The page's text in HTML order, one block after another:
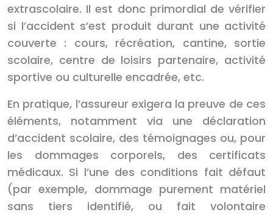
extrascolaire. Il est donc primordial de vérifier
si l’accident s’est produit durant une activité
couverte : cours, récréation, cantine, sortie
scolaire, centre de loisirs partenaire, activité
sportive ou culturelle encadrée, etc.
En pratique, l’assureur exigera la preuve de ces
éléments, notamment via une déclaration
d’accident scolaire, des témoignages ou, pour
les dommages corporels, des certificats
médicaux. Si l’une des conditions fait défaut
(par exemple, dommage purement matériel
sans tiers identifié, ou fait volontaire